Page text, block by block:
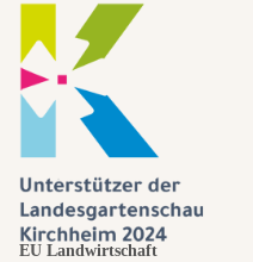
EU Landwirtschaft